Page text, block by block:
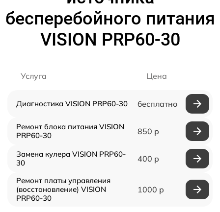
бесперебойного питания
VISION PRP60-30
Услуга Цена
Диагностика VISION PRP60-30 бесплатно
Ремонт блока питания VISION
PRP60-30
850 р
Замена кулера VISION PRP60-
30
400 р
Ремонт платы управления
(восстановление) VISION
PRP60-30
1000 р